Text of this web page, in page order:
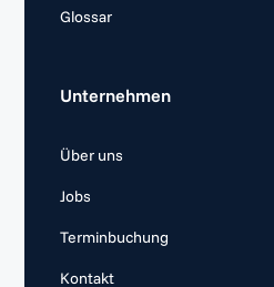
Glossar
Unternehmen
Über uns
Jobs
Terminbuchung
Kontakt